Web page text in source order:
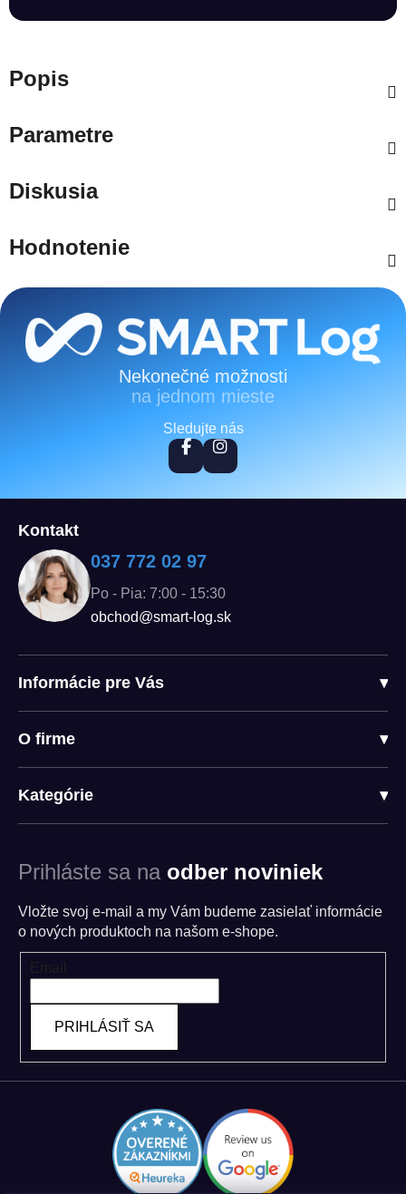
Popis
Parametre
Diskusia
Hodnotenie
Zápätie
Nekonečné možnosti
na jednom mieste
Sledujte nás
Kontakt
037 772 02 97
Po - Pia: 7:00 - 15:30
obchod@smart-log.sk
Informácie pre Vás ▾
O firme ▾
Kategórie ▾
Prihláste sa na odber noviniek
Vložte svoj e-mail a my Vám budeme zasielať informácie
o nových produktoch na našom e-shope.
PRIHLÁSIŤ SA